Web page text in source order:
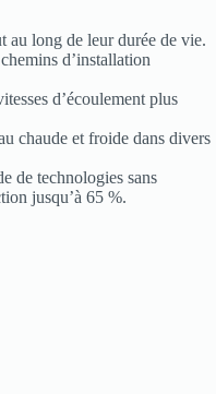
au long de leur durée de vie.
d’installation
d’écoulement plus
chaude et froide dans divers
de technologies sans
jusqu’à 65 %.